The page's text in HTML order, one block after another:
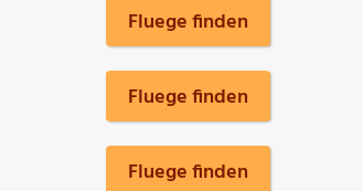
Fluege finden
Fluege finden
Fluege finden